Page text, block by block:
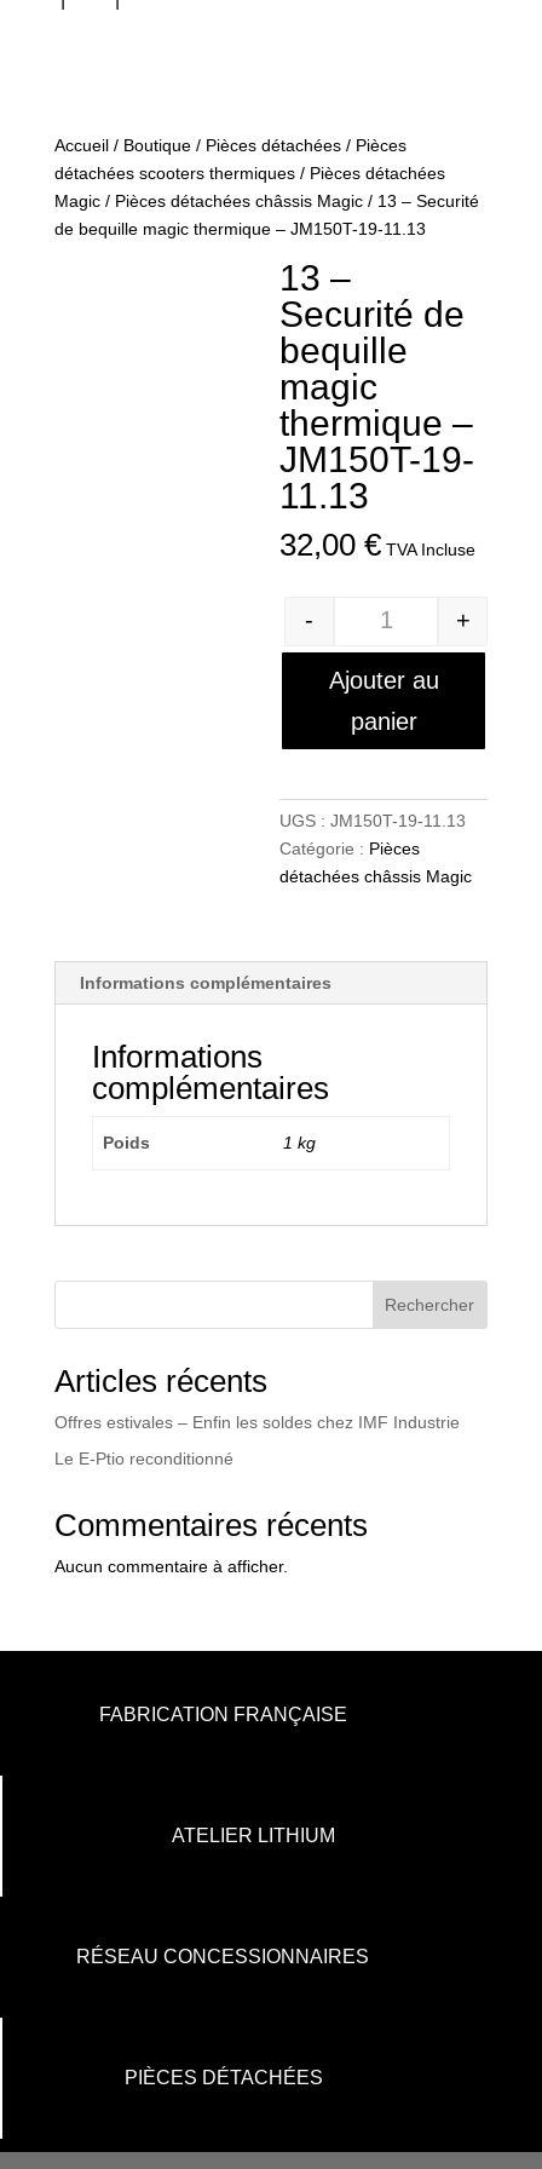
Accueil/ Boutique/ Pièces détachées/ Pièces
détachées scooters thermiques/ Pièces détachées
Magic/ Pièces détachées châssis Magic/ 13 – Securité
de bequille magic thermique – JM150T-19-11.13
13 –
Securité de
bequille
magic
thermique –
JM150T-19-
11.13
32,00€ TVA Incluse
Quantité
- +
Ajouter au
panier
UGS :JM150T-19-11.13
Catégorie : Pièces
détachées châssis Magic
Informations complémentaires
Informations
complémentaires
Poids 1 kg
Rechercher
Articles récents
Offres estivales – Enfin les soldes chez IMF Industrie
Le E-Ptio reconditionné
Commentaires récents
Aucun commentaire à afficher.
FABRICATION FRANÇAISE
ATELIER LITHIUM
RÉSEAU CONCESSIONNAIRES
PIÈCES DÉTACHÉES